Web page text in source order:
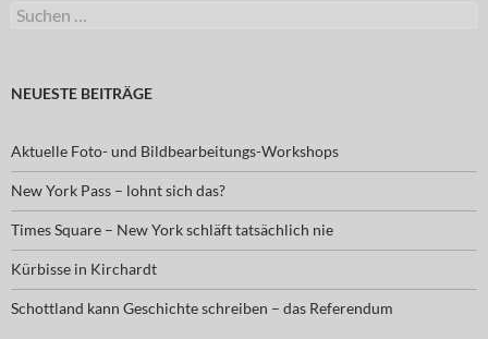
Suchen
NEUESTE BEITRÄGE
Aktuelle Foto- und Bildbearbeitungs-Workshops
New York Pass – lohnt sich das?
Times Square – New York schläft tatsächlich nie
Kürbisse in Kirchardt
Schottland kann Geschichte schreiben – das Referendum